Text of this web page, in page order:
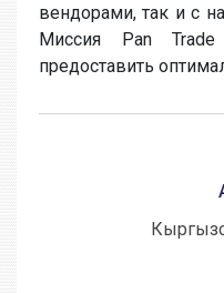
вендорами, так и с
Миссия Pan
предоставить